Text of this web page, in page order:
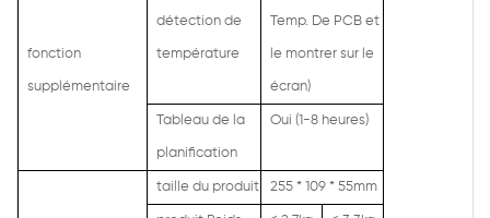
fonction
supplémentaire
détection de
température
Temp. De PCB et
le montrer sur le
écran)
Tableau de la
planification
Oui (1-8 heures)
taille du produit 255 * 109 * 55mm